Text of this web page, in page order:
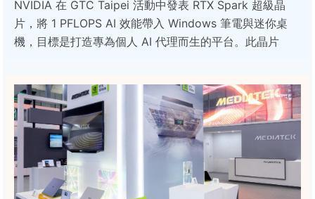
NVIDIA 在 GTC Taipei 活動中發表 RTX Spark 超級晶
片，將 1 PFLOPS AI 效能帶入 Windows 筆電與迷你桌
機，目標是打造專為個人 AI 代理而生的平台。此晶片